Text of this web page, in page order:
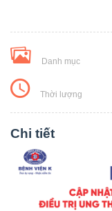
Danh mục
Thời lượng
Chi tiết